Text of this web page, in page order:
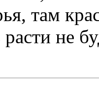
там
не